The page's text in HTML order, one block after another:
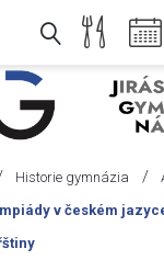
Historie gymnázia /
v českém